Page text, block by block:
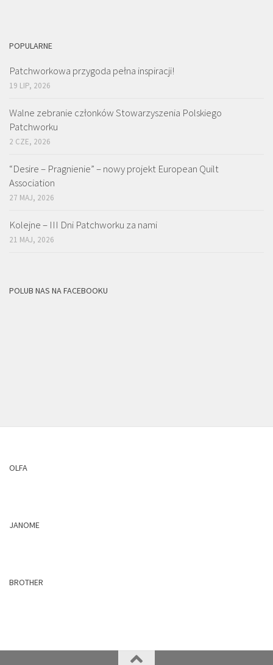
POPULARNE
Patchworkowa przygoda pełna inspiracji!
19 LIP, 2026
Walne zebranie członków Stowarzyszenia Polskiego
Patchworku
2 CZE, 2026
“Desire – Pragnienie” – nowy projekt European Quilt
Association
27 MAJ, 2026
Kolejne – III Dni Patchworku za nami
21 MAJ, 2026
POLUB NAS NA FACEBOOKU
OLFA
JANOME
BROTHER